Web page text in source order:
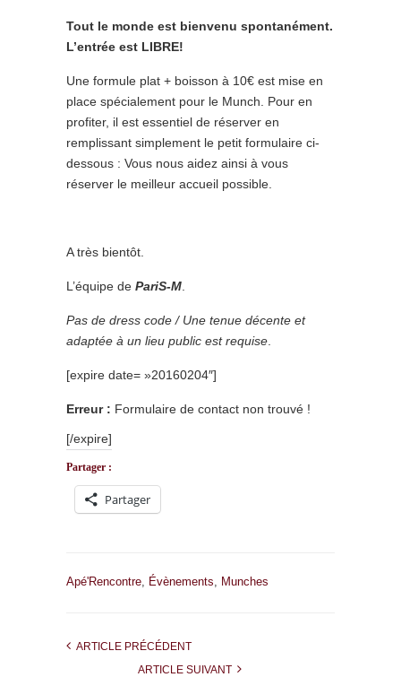
Tout le monde est bienvenu spontanément.
L’entrée est LIBRE!
Une formule plat + boisson à 10€ est mise en
place spécialement pour le Munch. Pour en
profiter, il est essentiel de réserver en
remplissant simplement le petit formulaire ci-
dessous : Vous nous aidez ainsi à vous
réserver le meilleur accueil possible.
A très bientôt.
L’équipe de PariS-M
Pas de dress code / Une tenue décente et
adaptée à un lieu public est requise
[expire date= »20160204″]
Erreur : Formulaire de contact non trouvé !
[/expire]
Partager :
Partager
Apé'Rencontre, Évènements, Munches
ARTICLE PRÉCÉDENT
ARTICLE SUIVANT